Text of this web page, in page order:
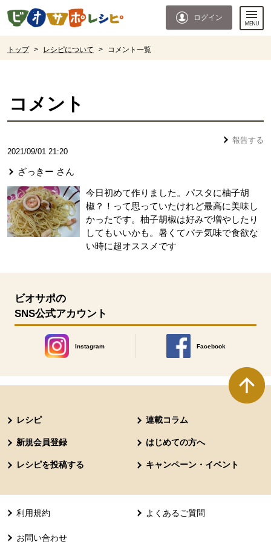
ページの先頭です。
ログイン
トップ > レシピについて > コメント一覧
コメント
報告する
2021/09/01 21:20
ざっきー さん
今日初めて作りました。パスタに柚子胡
椒？！って思っていたけれど最高に美味し
かったです。柚子胡椒は好みで増やしたり
してもいいかも。暑くてバテ気味で食欲な
い時に超オススメです
ビオサポの
SNS公式アカウント
Instagram
別のウィンドウで開きます。
Facebook
別のウィンドウで開きます
レシピ 連載コラム
新規会員登録 はじめての方へ
レシピを投稿する キャンペーン・イベント
利用規約 よくあるご質問
お問い合わせ